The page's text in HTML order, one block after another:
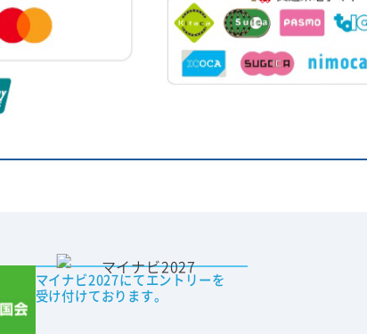
マイナビ2027にてエントリーを
受け付けております。